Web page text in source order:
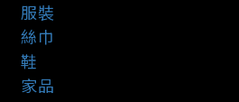
服裝
絲巾
鞋
家品